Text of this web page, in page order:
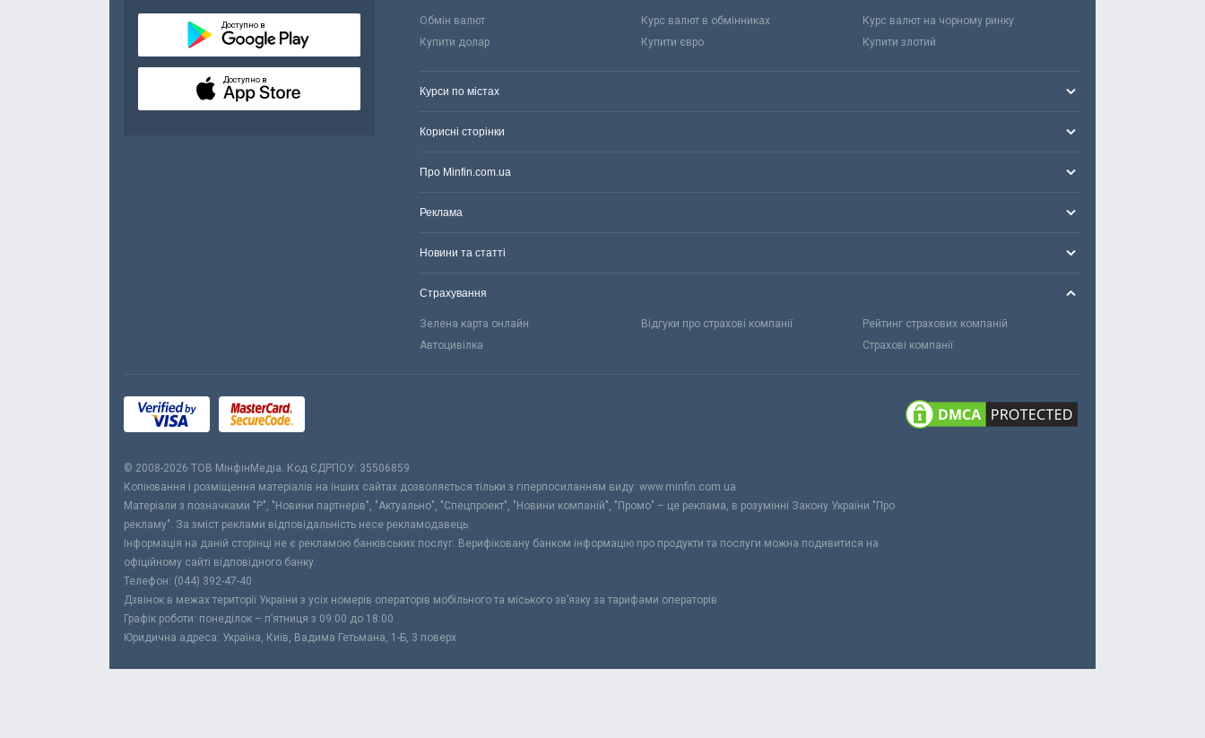
Доступно в
Доступно в
Обмін валют Курс валют в обмінниках
Курс валют на чорному ринку
Купити долар
Купити євро Купити злотий
Курси по містах
Корисні сторінки
Про Minfin.com.ua
Реклама
Новини та статті
Страхування
Зелена карта онлайн Відгуки про страхові компанії
Рейтинг страхових компаній
Автоцивілка
Страхові компанії
© 2008-2026 ТОВ МiнфiнМедiа. Код ЄДРПОУ: 35506859
Копіювання і розміщення матеріалів на інших сайтах дозволяється тільки з гіперпосиланням виду: www.minfin.com.ua
Матеріали з позначками "Р", "Новини партнерів", "Актуально", "Спецпроект", "Новини компаній", "Промо" – це реклама, в розумінні Закону України "Про
рекламу". За зміст реклами відповідальність несе рекламодавець.
Інформація на даній сторінці не є рекламою банківських послуг. Верифіковану банком інформацію про продукти та послуги можна подивитися на
офіційному сайті відповідного банку.
Телефон: (044) 392-47-40
Дзвінок в межах території України з усіх номерів операторів мобільного та міського зв’язку за тарифами операторів
Графік роботи: понеділок – п’ятниця з 09:00 до 18:00
Юридична адреса: Україна, Київ, Вадима Гетьмана, 1-Б, 3 поверх